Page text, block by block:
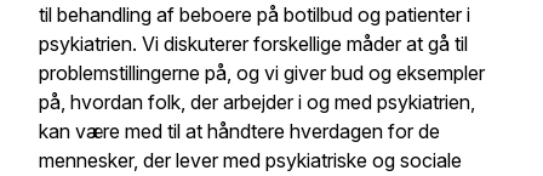
til behandling af beboere på botilbud og patienter i
psykiatrien. Vi diskuterer forskellige måder at gå til
problemstillingerne på, og vi giver bud og eksempler
på, hvordan folk, der arbejder i og med psykiatrien,
kan være med til at håndtere hverdagen for de
mennesker, der lever med psykiatriske og sociale